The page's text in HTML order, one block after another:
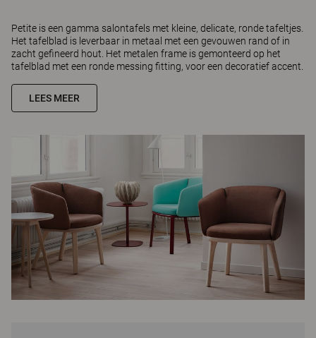
Petite is een gamma salontafels met kleine, delicate, ronde tafeltjes.
Het tafelblad is leverbaar in metaal met een gevouwen rand of in
zacht gefineerd hout. Het metalen frame is gemonteerd op het
tafelblad met een ronde messing fitting, voor een decoratief accent.
LEES MEER